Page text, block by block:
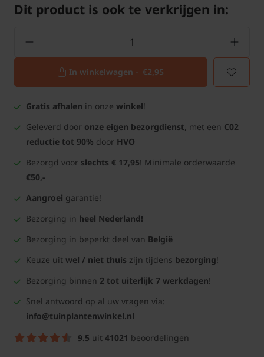
Dit product is ook te verkrijgen in:
In winkelwagen - €2,95
Gratis afhalen in onze winkel!
Geleverd door onze eigen bezorgdienst, met een C02
reductie tot 90% door HVO
Bezorgd voor slechts € 17,95! Minimale orderwaarde
€50,-
Aangroei garantie!
Bezorging in heel Nederland!
Bezorging in beperkt deel van België
Keuze uit wel / niet thuis zijn tijdens bezorging!
Bezorging binnen 2 tot uiterlijk 7 werkdagen!
Snel antwoord op al uw vragen via:
info@tuinplantenwinkel.nl
9.5 uit 41021 beoordelingen